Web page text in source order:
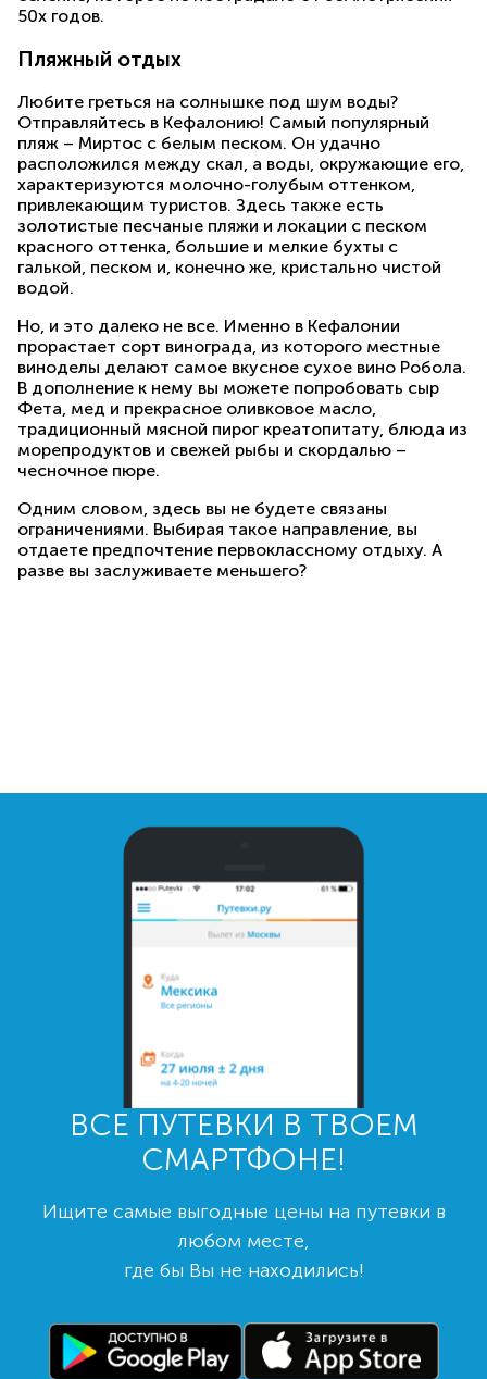
50х годов.
Пляжный отдых
Любите греться на солнышке под шум воды?
Отправляйтесь в Кефалонию! Самый популярный
пляж – Миртос с белым песком. Он удачно
расположился между скал, а воды, окружающие его,
характеризуются молочно-голубым оттенком,
привлекающим туристов. Здесь также есть
золотистые песчаные пляжи и локации с песком
красного оттенка, большие и мелкие бухты с
галькой, песком и, конечно же, кристально чистой
водой.
Но, и это далеко не все. Именно в Кефалонии
прорастает сорт винограда, из которого местные
виноделы делают самое вкусное сухое вино Робола.
В дополнение к нему вы можете попробовать сыр
Фета, мед и прекрасное оливковое масло,
традиционный мясной пирог креатопитату, блюда из
морепродуктов и свежей рыбы и скордалью –
чесночное пюре.
Одним словом, здесь вы не будете связаны
ограничениями. Выбирая такое направление, вы
отдаете предпочтение первоклассному отдыху. А
разве вы заслуживаете меньшего?
ВСЕ ПУТЕВКИ В ТВОЕМ
СМАРТФОНЕ!
Ищите самые выгодные цены на путевки в
любом месте,
где бы Вы не находились!